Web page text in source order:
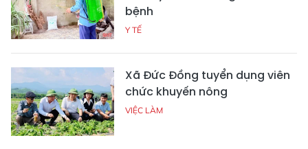
bệnh
Y TẾ
Xã Đức Đồng tuyển dụng viên
chức khuyến nông
VIỆC LÀM